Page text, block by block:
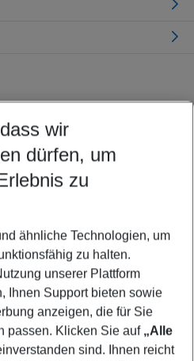
Ihren Wünschen
5-8 Nächte
Kinder
anzeigen
wir
dürfen, um
zu
ähnliche Technologien, um
zu halten.
unserer Plattform
Ihnen Support bieten sowie
anzeigen, die für Sie
passen. Klicken Sie auf „Alle
sind. Ihnen reicht